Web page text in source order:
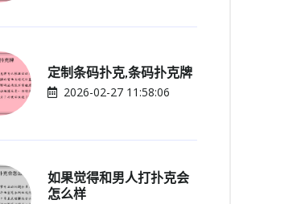
定制条码扑克,条码扑克牌
2026-02-27 11:58:06
如果觉得和男人打扑克会
怎么样